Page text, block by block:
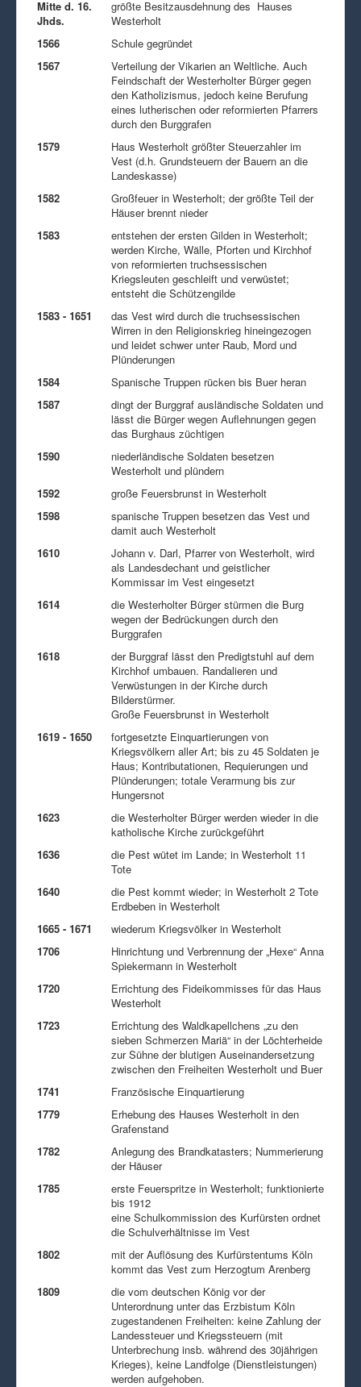
Mitte d. 16.
Jhds.
größte Besitzausdehnung des Hauses
Westerholt
1566
Schule gegründet
1567
Verteilung der Vikarien an Weltliche. Auch
Feindschaft der Westerholter Bürger gegen
den Katholizismus, jedoch keine Berufung
eines lutherischen oder reformierten Pfarrers
durch den Burggrafen
1579
Haus Westerholt größter Steuerzahler im
Vest (d.h. Grundsteuern der Bauern an die
Landeskasse)
1582
Großfeuer in Westerholt; der größte Teil der
Häuser brennt nieder
1583
entstehen der ersten Gilden in Westerholt;
werden Kirche, Wälle, Pforten und Kirchhof
von reformierten truchsessischen
Kriegsleuten geschleift und verwüstet;
entsteht die Schützengilde
1583 - 1651
das Vest wird durch die truchsessischen
Wirren in den Religionskrieg hineingezogen
und leidet schwer unter Raub, Mord und
Plünderungen
1584
Spanische Truppen rücken bis Buer heran
1587
dingt der Burggraf ausländische Soldaten und
lässt die Bürger wegen Auflehnungen gegen
das Burghaus züchtigen
1590
niederländische Soldaten besetzen
Westerholt und plündern
1592
große Feuersbrunst in Westerholt
1598
spanische Truppen besetzen das Vest und
damit auch Westerholt
1610
Johann v. Darl, Pfarrer von Westerholt, wird
als Landesdechant und geistlicher
Kommissar im Vest eingesetzt
1614
die Westerholter Bürger stürmen die Burg
wegen der Bedrückungen durch den
Burggrafen
1618
der Burggraf lässt den Predigtstuhl auf dem
Kirchhof umbauen. Randalieren und
Verwüstungen in der Kirche durch
Bilderstürmer.
Große Feuersbrunst in Westerholt
1619 - 1650
fortgesetzte Einquartierungen von
Kriegsvölkern aller Art; bis zu 45 Soldaten je
Haus; Kontributationen, Requierungen und
Plünderungen; totale Verarmung bis zur
Hungersnot
1623
die Westerholter Bürger werden wieder in die
katholische Kirche zurückgeführt
1636
die Pest wütet im Lande; in Westerholt 11
Tote
1640
die Pest kommt wieder; in Westerholt 2 Tote
Erdbeben in Westerholt
1665 - 1671
wiederum Kriegsvölker in Westerholt
1706
Hinrichtung und Verbrennung der „Hexe“ Anna
Spiekermann in Westerholt
1720
Errichtung des Fideikommisses für das Haus
Westerholt
1723
Errichtung des Waldkapellchens „zu den
sieben Schmerzen Mariä“ in der Löchterheide
zur Sühne der blutigen Auseinandersetzung
zwischen den Freiheiten Westerholt und Buer
1741
Französische Einquartierung
1779
Erhebung des Hauses Westerholt in den
Grafenstand
1782
Anlegung des Brandkatasters; Nummerierung
der Häuser
1785
erste Feuerspritze in Westerholt; funktionierte
bis 1912
eine Schulkommission des Kurfürsten ordnet
die Schulverhältnisse im Vest
1802
mit der Auflösung des Kurfürstentums Köln
kommt das Vest zum Herzogtum Arenberg
1809
die vom deutschen König vor der
Unterordnung unter das Erzbistum Köln
zugestandenen Freiheiten: keine Zahlung der
Landessteuer und Kriegssteuern (mit
Unterbrechung insb. während des 30jährigen
Krieges), keine Landfolge (Dienstleistungen)
werden aufgehoben.